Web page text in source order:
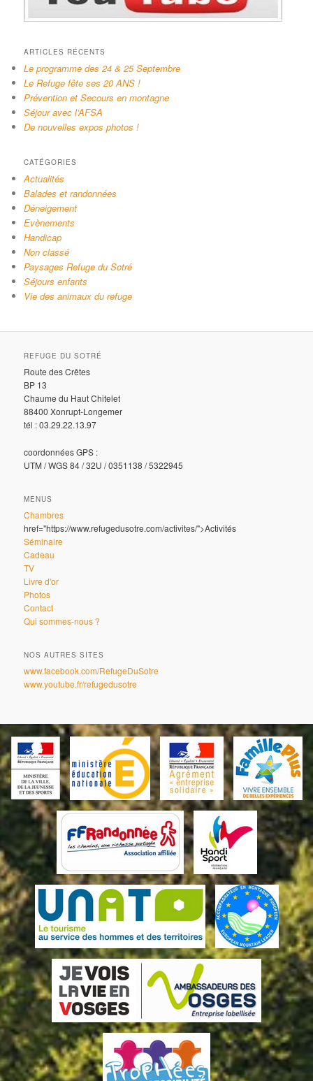
ARTICLES RÉCENTS
Le programme des 24 & 25 Septembre
Le Refuge fête ses 20 ANS !
Prévention et Secours en montagne
Séjour avec l’AFSA
De nouvelles expos photos !
CATÉGORIES
Actualités
Balades et randonnées
Déneigement
Evènements
Handicap
Non classé
Paysages Refuge du Sotré
Séjours enfants
Vie des animaux du refuge
REFUGE DU SOTRÉ
Route des Crêtes
BP 13
Chaume du Haut Chitelet
88400 Xonrupt-Longemer
tél : 03.29.22.13.97
coordonnées GPS :
UTM / WGS 84 / 32U / 0351138 / 5322945
MENUS
Chambres
href="https://www.refugedusotre.com/activites/">Activités
Séminaire
Cadeau
TV
Livre d'or
Photos
Contact
Qui sommes-nous ?
NOS AUTRES SITES
www.facebook.com/RefugeDuSotre
www.youtube.fr/refugedusotre